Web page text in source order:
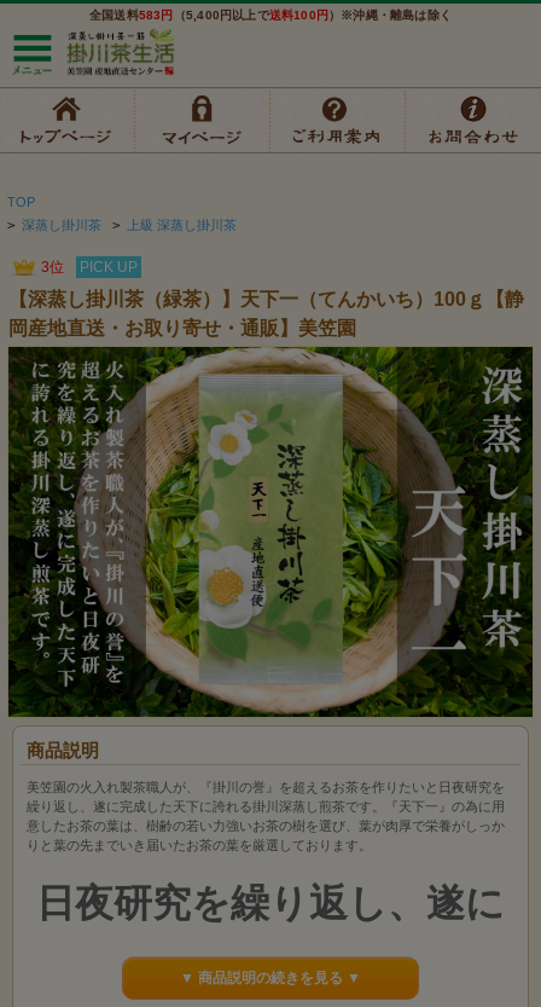
全国送料583円 （5,400円以上で送料100円 ）※沖縄・離島は除く
TOP
> 深蒸し掛川茶 > 上級 深蒸し掛川茶
3位 PICK UP
【深蒸し掛川茶（緑茶）】天下一（てんかいち）100ｇ【静
岡産地直送・お取り寄せ・通販】美笠園
商品説明
美笠園の火入れ製茶職人が、『掛川の誉』を超えるお茶を作りたいと日夜研究を
繰り返し、遂に完成した天下に誇れる掛川深蒸し煎茶です。『天下一』の為に用
意したお茶の葉は、樹齢の若い力強いお茶の樹を選び、葉が肉厚で栄養がしっか
りと葉の先までいき届いたお茶の葉を厳選しております。
日夜研究を繰り返し、遂に
完成した
▼ 商品説明の続きを見る ▼